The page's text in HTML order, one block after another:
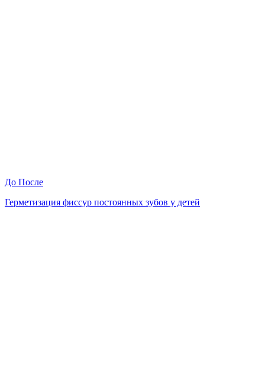
До После
Герметизация фиссур постоянных зубов у детей